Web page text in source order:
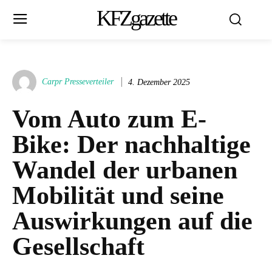
KFZgazette
Carpr Presseverteiler 4. Dezember 2025
Vom Auto zum E-
Bike: Der nachhaltige
Wandel der urbanen
Mobilität und seine
Auswirkungen auf die
Gesellschaft